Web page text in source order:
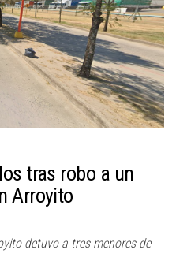
tras robo a un
Arroyito
detuvo a tres menores de